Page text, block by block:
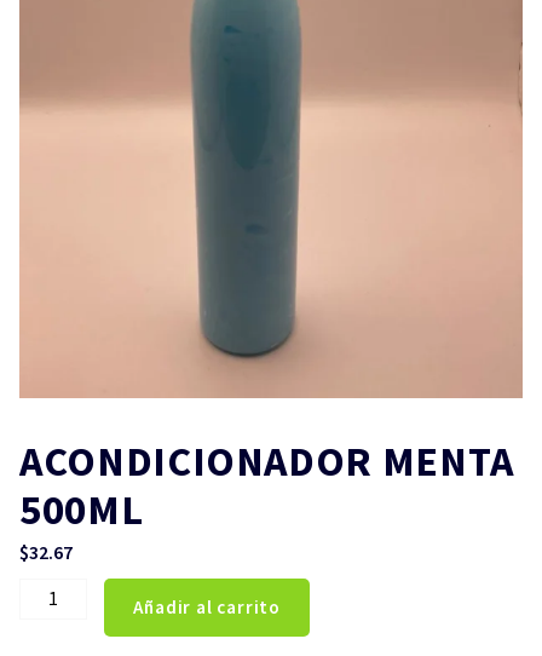
ACONDICIONADOR MENTA
500ML
$32.67
ACONDICIONADOR
Añadir al carrito